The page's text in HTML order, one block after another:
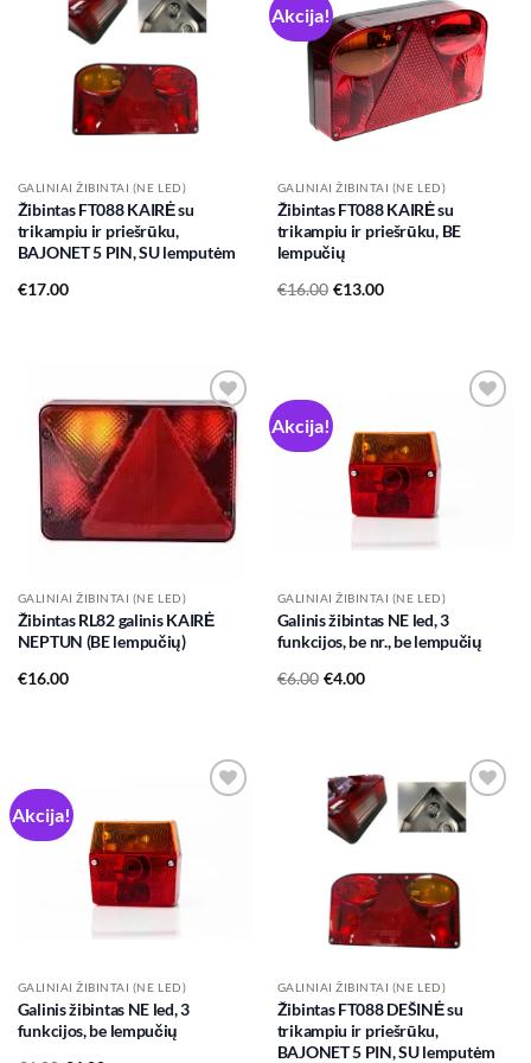
Add to
wishlist
GALINIAI ŽIBINTAI (NE LED)
Žibintas FT088 KAIRĖ su
trikampiu ir priešrūku,
BAJONET 5 PIN, SU lemputėm
€17.00
Akcija!
Add to
wishlist
GALINIAI ŽIBINTAI (NE LED)
Žibintas FT088 KAIRĖ su
trikampiu ir priešrūku, BE
lempučių
€16.00
Original€13.00
Current
Add to
wishlist
GALINIAI ŽIBINTAI (NE LED)
Žibintas RL82 galinis KAIRĖ
NEPTUN (BE lempučių)
€16.00
Akcija!
GALINIAI ŽIBINTAI (NE LED)
Galinis žibintas NE led, 3
funkcijos, be nr., be lempučių
€6.00
Original
€4.00
Current
Akcija!
GALINIAI ŽIBINTAI (NE LED)
Galinis žibintas NE led, 3
funkcijos, be lempučių
Add to
wishlist
GALINIAI ŽIBINTAI (NE LED)
Žibintas FT088 DEŠINĖ su
trikampiu ir priešrūku,
BAJONET 5 PIN, SU lemputėm